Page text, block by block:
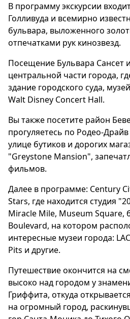
В программу экскурсии
Голливуда и всемирно
бульвара, выложенного
отпечатками рук кинозвезд.
Посещение Бульвара Сансет
центральной части города,
здание городского суда,
Walt Disney Concert Hall.
Вы также посетите район
прогуляетесь по Родео-
улице бутиков и дорогих
"Greystone Mansion",
фильмов.
Далее в программе: Century
Stars, где находится студия
Miracle Mile, Museum Square,
Boulevard, на котором
интересные музеи города:
Pits и другие.
Путешествие окончится на
высоко над городом у
Гриффита, откуда
на огромный город,